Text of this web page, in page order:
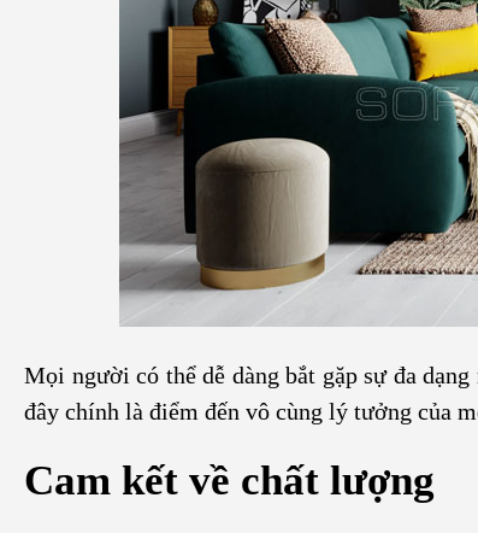
Mọi người có thể dễ dàng bắt gặp sự đa
đây chính là điểm đến vô cùng lý tưởng của
Cam kết về chất lượng